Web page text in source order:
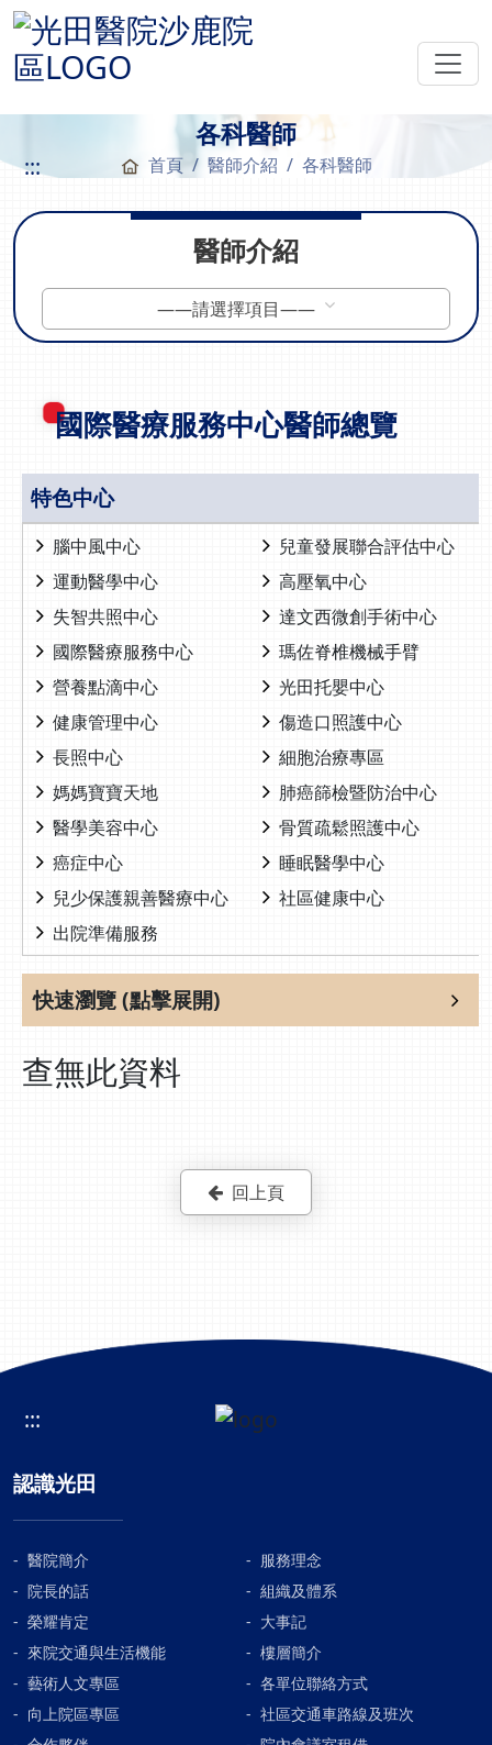
各科醫師
::: 首頁 醫師介紹 各科醫師
醫師介紹
——請選擇項目——
國際醫療服務中心醫師總覽
特色中心
腦中風中心
兒童發展聯合評估中心
運動醫學中心
高壓氧中心
失智共照中心
達文西微創手術中心
國際醫療服務中心
瑪佐脊椎機械手臂
營養點滴中心
光田托嬰中心
健康管理中心
傷造口照護中心
長照中心
細胞治療專區
媽媽寶寶天地
肺癌篩檢暨防治中心
醫學美容中心
骨質疏鬆照護中心
癌症中心
睡眠醫學中心
兒少保護親善醫療中心
社區健康中心
出院準備服務
快速瀏覽 (點擊展開)
查無此資料
回上頁
:::
認識光田
醫院簡介
服務理念
院長的話
組織及體系
榮耀肯定
大事記
來院交通與生活機能
樓層簡介
藝術人文專區
各單位聯絡方式
向上院區專區
社區交通車路線及班次